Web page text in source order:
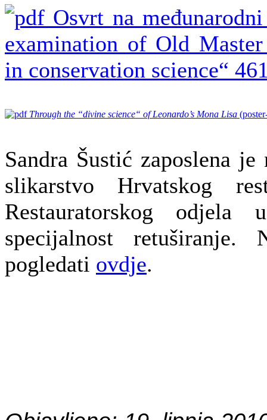
Osvrt na
examination of Old
in conservation science“
Through the “divine science“ of Leonardo’s Mona Lisa
Sandra Šustić zaposlena
slikarstvo Hrvatskog
Restauratorskog
specijalnost retuširanje.
pogledati ovdje.